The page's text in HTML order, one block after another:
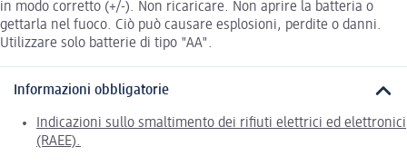
in modo corretto (+/-). Non ricaricare. Non aprire la batteria o
gettarla nel fuoco. Ciò può causare esplosioni, perdite o danni.
Utilizzare solo batterie di tipo "AA".
Informazioni obbligatorie
Indicazioni sullo smaltimento dei rifiuti elettrici ed elettronici
(RAEE).